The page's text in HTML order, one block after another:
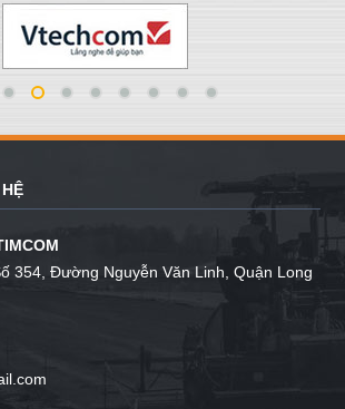
354, Đường Nguyễn Văn Linh, Quận Long